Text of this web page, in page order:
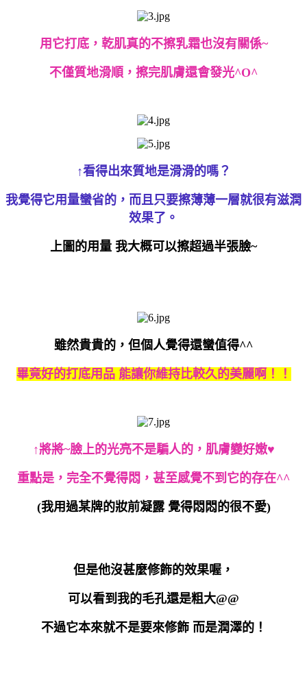
用它打底，乾肌真的不擦乳霜也沒有關係~
不僅質地滑順，擦完肌膚還會發光^O^
↑看得出來質地是滑滑的嗎？
我覺得它用量蠻省的，而且只要擦薄薄一層就很有滋潤
效果了。
上圖的用量 我大概可以擦超過半張臉~
雖然貴貴的，但個人覺得還蠻值得^^
畢竟好的打底用品 能讓你維持比較久的美麗啊！！
↑將將~臉上的光亮不是騙人的，肌膚變好嫩♥
重點是，完全不覺得悶，甚至感覺不到它的存在^^
(我用過某牌的妝前凝露 覺得悶悶的很不愛)
但是他沒甚麼修飾的效果喔，
可以看到我的毛孔還是粗大@@
不過它本來就不是要來修飾 而是潤澤的！